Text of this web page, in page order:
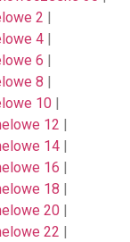
2 |
4 |
6 |
8 |
10 |
12 |
14 |
16 |
18 |
20 |
22 |